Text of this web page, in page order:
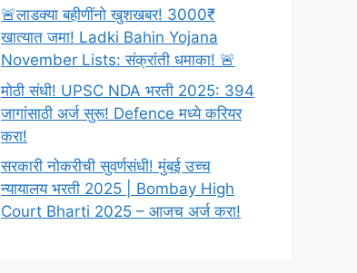
🚨लाडक्या बहीणींनो खुशखबर! 3000₹
खात्यात जमा! Ladki Bahin Yojana
November Lists: संक्रांती धमाका! 🚨
मोठी संधी! UPSC NDA भरती 2025: 394
जागांसाठी अर्ज सुरू! Defence मध्ये करियर
करा!
सरकारी नोकरीची सुवर्णसंधी! मुंबई उच्च
न्यायालय भरती 2025 | Bombay High
Court Bharti 2025 – आजच अर्ज करा!